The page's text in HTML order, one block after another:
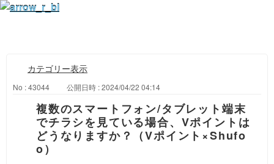
カテゴリー表示
No : 43044 公開日時 : 2024/04/22 04:14
複数のスマートフォン/タブレット端末
でチラシを見ている場合、Vポイントは
どうなりますか？（Vポイント×Shufo
o）